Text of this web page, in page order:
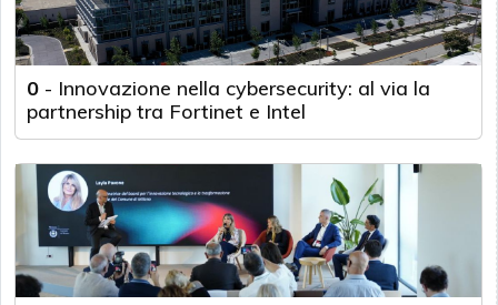
0 - Innovazione nella cybersecurity: al via la
partnership tra Fortinet e Intel